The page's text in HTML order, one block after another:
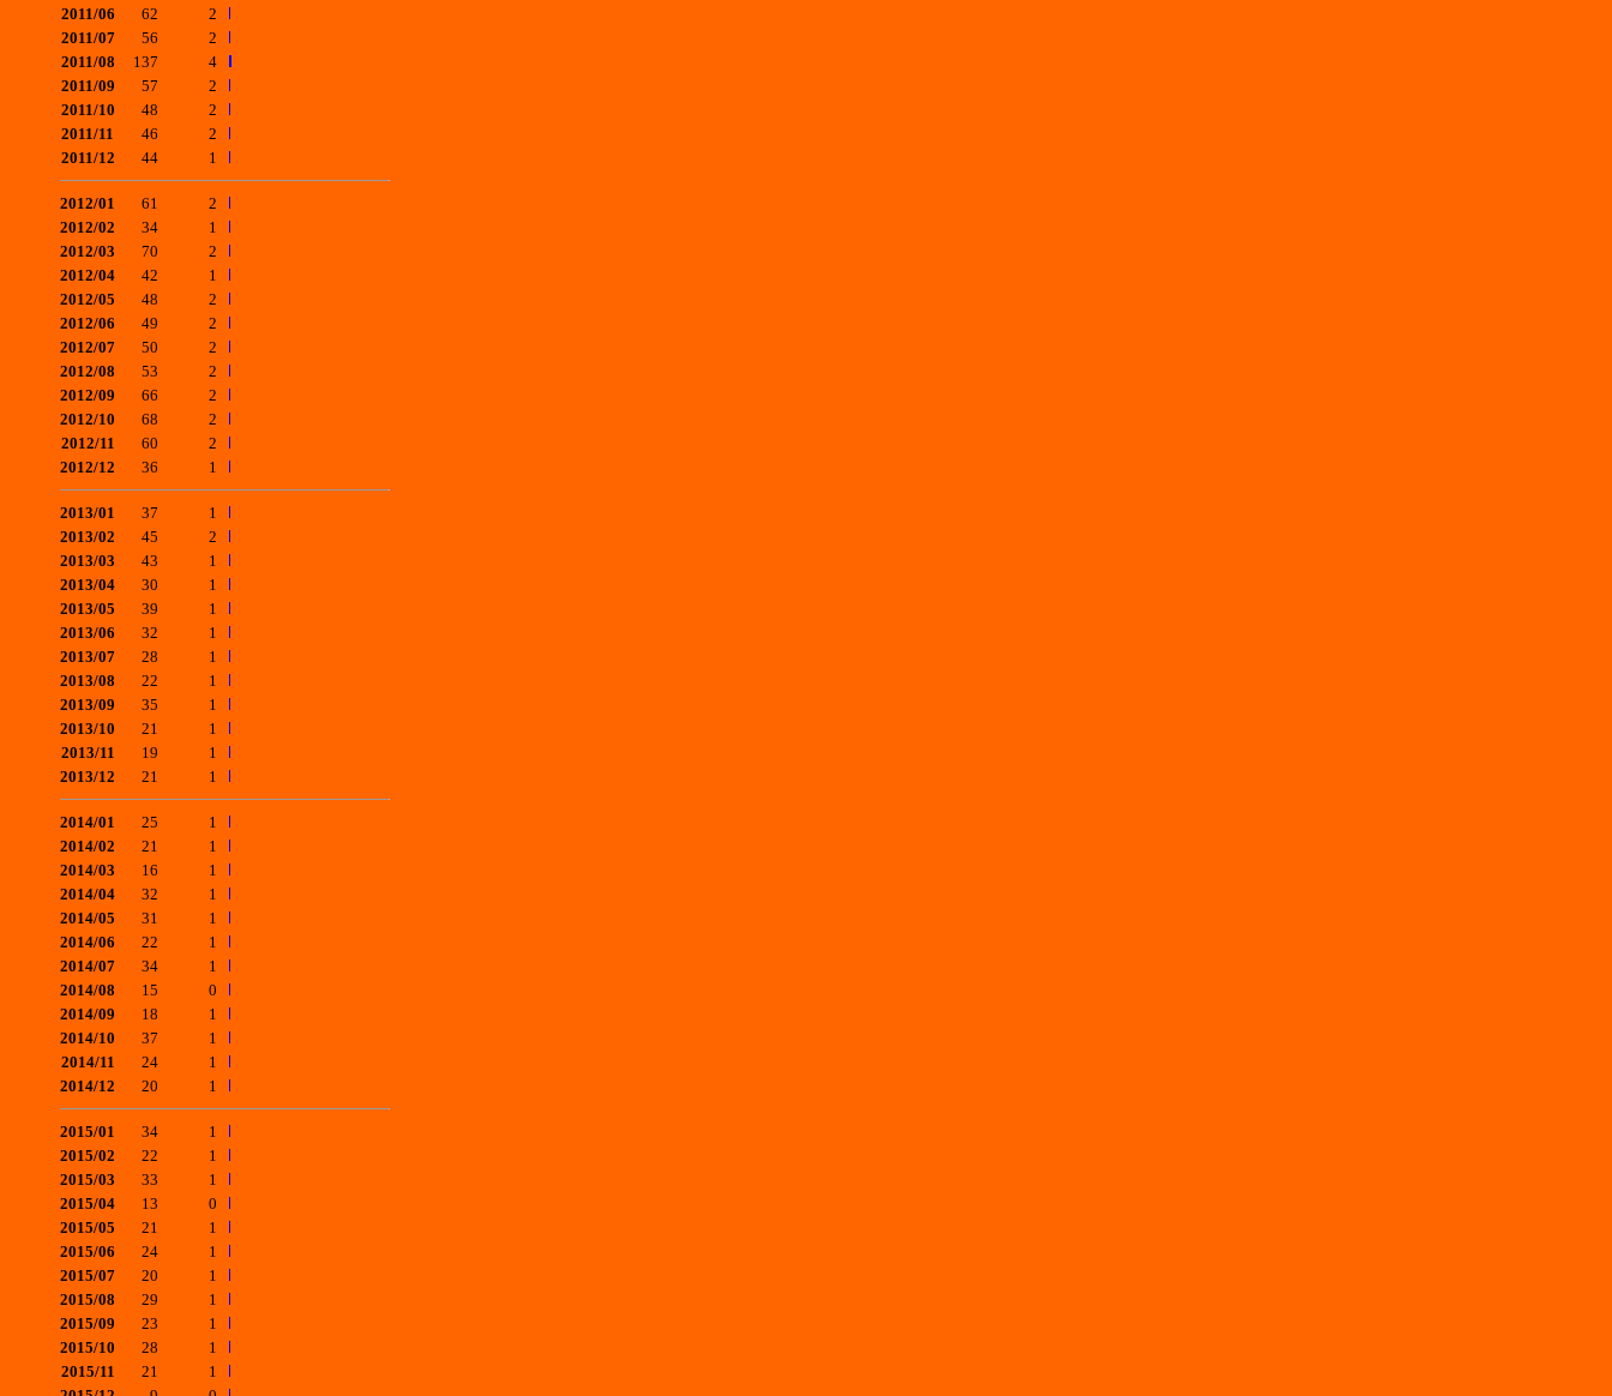
2011/06
62
2
2011/07
56
2
2011/08
137
4
2011/09
57
2
2011/10
48
2
2011/11
46
2
2011/12
44 1
2012/01 61
2
2012/02
34
1
2012/03
70
2
2012/04
42
1
2012/05
48
2
2012/06
49
2
2012/07
50
2
2012/08
53
2
2012/09
66
2
2012/10
68
2
2012/11
60
2
2012/12
36 1
2013/01 37
1
2013/02
45
2
2013/03
43
1
2013/04
30
1
2013/05
39
1
2013/06
32
1
2013/07
28
1
2013/08
22
1
2013/09
35
1
2013/10
21
1
2013/11
19
1
2013/12
21 1
2014/01 25
1
2014/02
21
1
2014/03
16
1
2014/04
32
1
2014/05
31
1
2014/06
22
1
2014/07
34
1
2014/08
15
0
2014/09
18
1
2014/10
37
1
2014/11
24
1
2014/12
20 1
2015/01 34
1
2015/02
22
1
2015/03
33
1
2015/04
13
0
2015/05
21
1
2015/06
24
1
2015/07
20
1
2015/08
29
1
2015/09
23
1
2015/10
28
1
2015/11
21
1